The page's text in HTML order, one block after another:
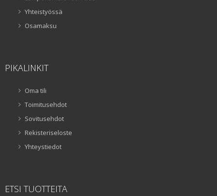
Yhteistyössä
Osamaksu
PIKALINKIT
Oma tili
Toimitusehdot
Sovitusehdot
Rekisteriseloste
Yhteystiedot
ETSI TUOTTEITA